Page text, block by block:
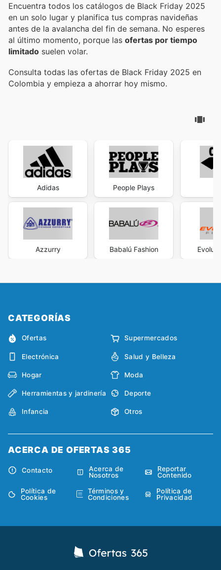
Encuentra todos los catálogos de Black Friday 2025
en un solo lugar y planifica tus compras navideñas
antes de la avalancha del fin de semana. No esperes
al último momento, porque las ofertas por tiempo
limitado suelen volar.
Consulta todas las ofertas de Black Friday 2025 en
Colombia y empieza a ahorrar hoy mismo.
Adidas
Azzurry
People Plays
Babalú Fashion
CATEGORÍAS
Ofertas Supermercados
Electrónica Salud y Belleza
Hogar Moda
Herramientas y jardinería Deporte
Infancia Otros
ACERCA DE OFERTAS 365
Contacto
Acerca de
Nosotros
Reportar
Contenido
Política de
Cookies
Términos y
Condiciones
Política de
Privacidad